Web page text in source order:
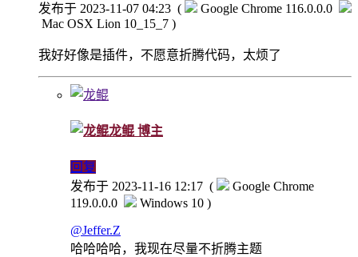
发布于 2023-11-07 04:23 (
Google Chrome 116.0.0.0
Mac OSX Lion 10_15_7 )
我好好像是插件，不愿意折腾代码，太烦了
龙鲲 博主
回复
发布于 2023-11-16 12:17 (
Google Chrome
119.0.0.0
Windows 10 )
@Jeffer.Z
哈哈哈哈，我现在尽量不折腾主题